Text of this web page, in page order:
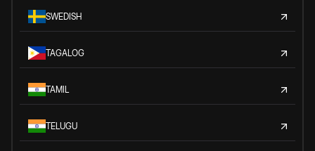
SWEDISH
TAGALOG
TAMIL
TELUGU